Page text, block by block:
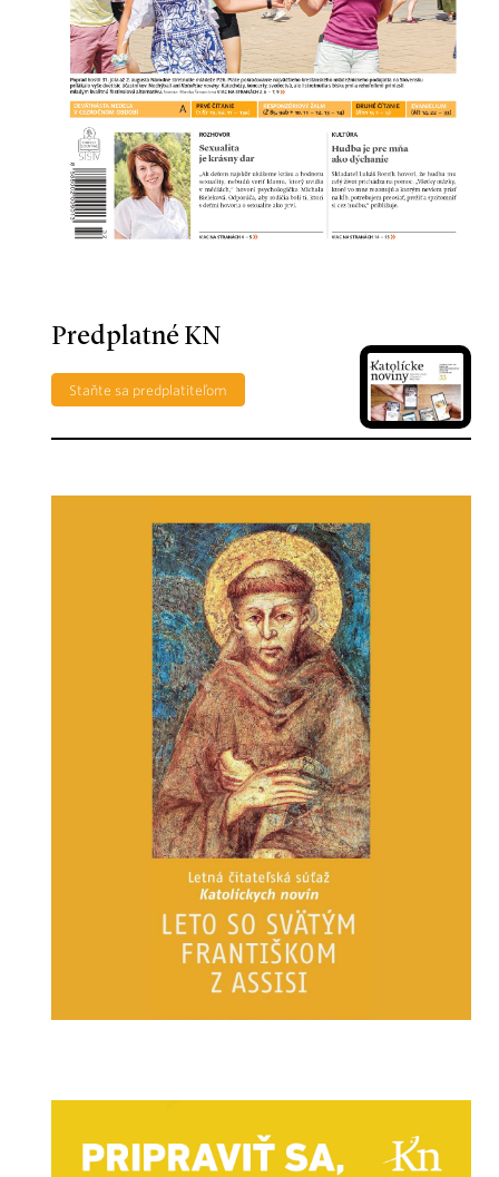
Predplatné KN
Staňte sa predplatiteľom